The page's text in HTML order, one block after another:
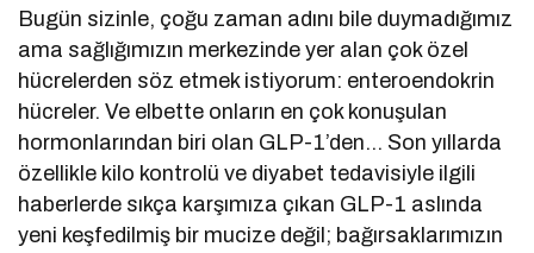
Bugün sizinle, çoğu zaman adını bile duymadığımız
ama sağlığımızın merkezinde yer alan çok özel
hücrelerden söz etmek istiyorum: enteroendokrin
hücreler. Ve elbette onların en çok konuşulan
hormonlarından biri olan GLP-1’den… Son yıllarda
özellikle kilo kontrolü ve diyabet tedavisiyle ilgili
haberlerde sıkça karşımıza çıkan GLP-1 aslında
yeni keşfedilmiş bir mucize değil; bağırsaklarımızın